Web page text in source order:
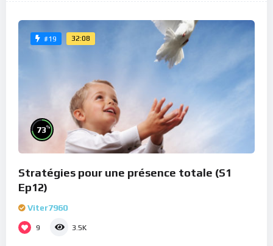
#19 32:08
73%
Stratégies pour une présence totale (S1
Ep12)
Viter7960
9 3.5K